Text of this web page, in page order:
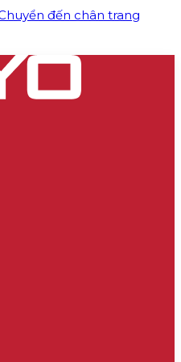
đến chân trang